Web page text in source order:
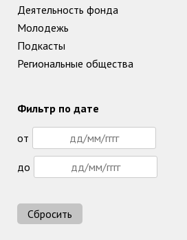
Деятельность фонда
Молодежь
Подкасты
Региональные общества
Фильтр по дате
от
до
Сбросить